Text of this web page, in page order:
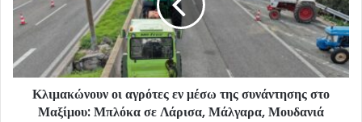
Κλιμακώνουν οι αγρότες εν μέσω της συνάντησης στο
Μαξίμου: Μπλόκα σε Λάρισα, Μάλγαρα, Μουδανιά